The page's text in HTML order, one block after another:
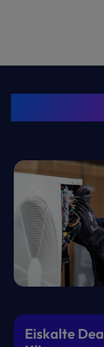
Eiskalte